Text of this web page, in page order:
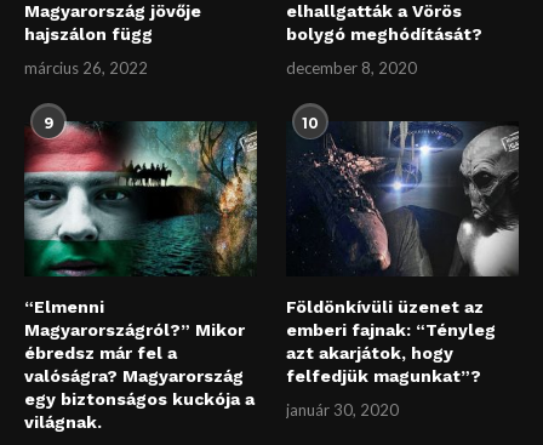
Magyarország jövője
hajszálon függ
március 26, 2022
elhallgatták a Vörös
bolygó meghódítását?
december 8, 2020
9
“Elmenni
Magyarországról?” Mikor
ébredsz már fel a
valóságra? Magyarország
egy biztonságos kuckója a
világnak.
10
Földönkívüli üzenet az
emberi fajnak: “Tényleg
azt akarjátok, hogy
felfedjük magunkat”?
január 30, 2020